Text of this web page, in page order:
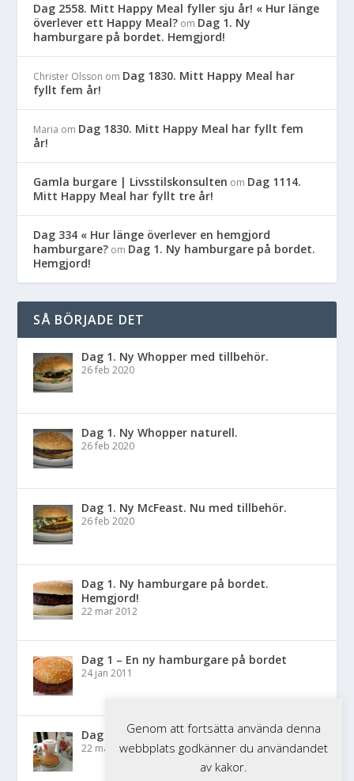
Dag 2558. Mitt Happy Meal fyller sju år! « Hur länge
överlever ett Happy Meal? om Dag 1. Ny
hamburgare på bordet. Hemgjord!
Christer Olsson om Dag 1830. Mitt Happy Meal har
fyllt fem år!
Maria om Dag 1830. Mitt Happy Meal har fyllt fem
år!
Gamla burgare | Livsstilskonsulten om Dag 1114.
Mitt Happy Meal har fyllt tre år!
Dag 334 « Hur länge överlever en hemgjord
hamburgare? om Dag 1. Ny hamburgare på bordet.
Hemgjord!
SÅ BÖRJADE DET
Dag 1. Ny Whopper med tillbehör.
26 feb 2020
Dag 1. Ny Whopper naturell.
26 feb 2020
Dag 1. Ny McFeast. Nu med tillbehör.
26 feb 2020
Dag 1. Ny hamburgare på bordet.
Hemgjord!
22 mar 2012
Dag 1 – En ny hamburgare på bordet
24 jan 2011
Dag 1 – Nytt Happy Meal på bordet
22 mar 2010
Genom att fortsätta använda denna
webbplats godkänner du användandet
av kakor.